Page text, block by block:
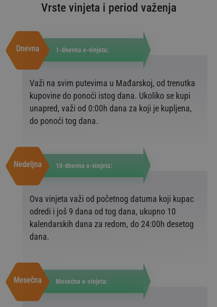
Vrste vinjeta i period važenja
Dnevna 1-dnevna e-vinjeta:
Važi na svim putevima u Mađarskoj, od trenutka
kupovine do ponoći istog dana. Ukoliko se kupi
unapred, važi od 0:00h dana za koji je kupljena,
do ponoći tog dana.
Nedeljna 10-dnevna e-vinjeta:
Ova vinjeta važi od početnog datuma koji kupac
odredi i još 9 dana od tog dana, ukupno 10
kalendarskih dana za redom, do 24:00h desetog
dana.
Mesečna Mesečna e-vinjeta: